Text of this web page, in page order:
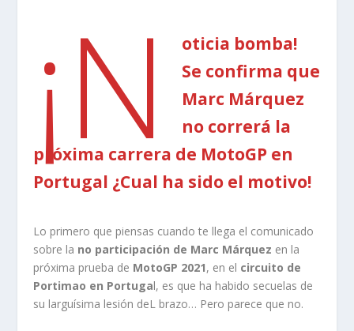
¡N
oticia bomba!
Se confirma que
Marc Márquez
no correrá la
próxima carrera de MotoGP en
Portugal ¿Cual ha sido el motivo!
Lo primero que piensas cuando te llega el comunicado
sobre la no participación de Marc Márquez en la
próxima prueba de MotoGP 2021, en el circuito de
Portimao en Portugal, es que ha habido secuelas de
su larguísima lesión deL brazo… Pero parece que no.